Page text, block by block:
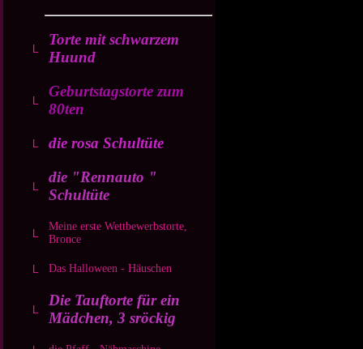
Torte mit schwarzem
Huund
Geburtstagstorte zum
80ten
die rosa Schultüte
die "Rennauto "
Schultüte
Meine erste Wettbewerbstorte,
Bronce
Das Halloween - Häuschen
Die Tauftorte für ein
Mädchen, 3 sröckig